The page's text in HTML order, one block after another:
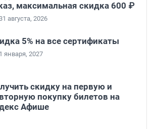
максимальная скидка 600 ₽
августа, 2026
5% на все сертификаты
января, 2027
скидку на первую и
покупку билетов на
Афише